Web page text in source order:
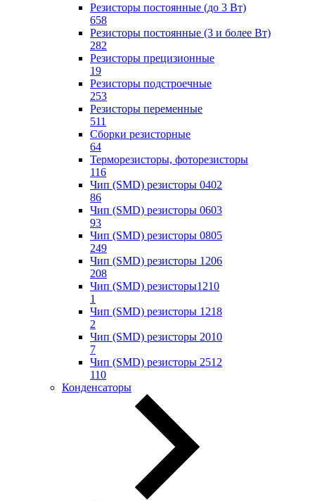
Резисторы постоянные (до 3 Вт)
658
Резисторы постоянные (3 и более Вт)
282
Резисторы прецизионные
19
Резисторы подстроечные
253
Резисторы переменные
511
Сборки резисторные
64
Терморезисторы, фоторезисторы
116
Чип (SMD) резисторы 0402
86
Чип (SMD) резисторы 0603
93
Чип (SMD) резисторы 0805
249
Чип (SMD) резисторы 1206
208
Чип (SMD) резисторы1210
1
Чип (SMD) резисторы 1218
2
Чип (SMD) резисторы 2010
7
Чип (SMD) резисторы 2512
110
Конденсаторы